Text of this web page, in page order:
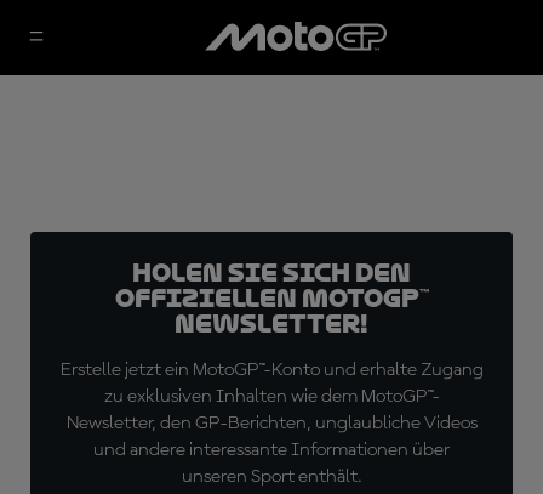
Holen Sie sich den
offiziellen MotoGP™
Newsletter!
Erstelle jetzt ein MotoGP™-Konto und erhalte Zugang
zu exklusiven Inhalten wie dem MotoGP™-
Newsletter, den GP-Berichten, unglaubliche Videos
und andere interessante Informationen über
unseren Sport enthält.